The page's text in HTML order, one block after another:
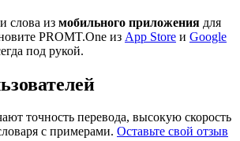
слова из мобильного приложения для
PROMT.One из App Store и Google
под рукой.
точность перевода, высокую скорость
с примерами. Оставьте свой отзыв